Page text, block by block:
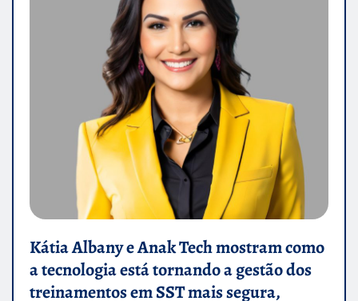
Kátia Albany e Anak Tech mostram como
a tecnologia está tornando a gestão dos
treinamentos em SST mais segura,